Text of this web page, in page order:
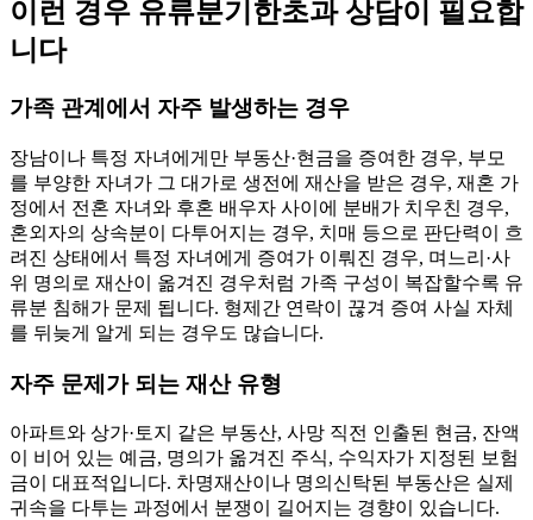
이런 경우 유류분기한초과 상담이 필요합
니다
가족 관계에서 자주 발생하는 경우
장남이나 특정 자녀에게만 부동산·현금을 증여한 경우, 부모
를 부양한 자녀가 그 대가로 생전에 재산을 받은 경우, 재혼 가
정에서 전혼 자녀와 후혼 배우자 사이에 분배가 치우친 경우,
혼외자의 상속분이 다투어지는 경우, 치매 등으로 판단력이 흐
려진 상태에서 특정 자녀에게 증여가 이뤄진 경우, 며느리·사
위 명의로 재산이 옮겨진 경우처럼 가족 구성이 복잡할수록 유
류분 침해가 문제 됩니다. 형제간 연락이 끊겨 증여 사실 자체
를 뒤늦게 알게 되는 경우도 많습니다.
자주 문제가 되는 재산 유형
아파트와 상가·토지 같은 부동산, 사망 직전 인출된 현금, 잔액
이 비어 있는 예금, 명의가 옮겨진 주식, 수익자가 지정된 보험
금이 대표적입니다. 차명재산이나 명의신탁된 부동산은 실제
귀속을 다투는 과정에서 분쟁이 길어지는 경향이 있습니다.